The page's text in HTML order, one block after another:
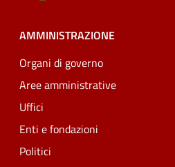
AMMINISTRAZIONE
Organi di governo
Aree amministrative
Uffici
Enti e fondazioni
Politici